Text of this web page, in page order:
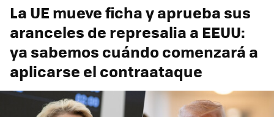
La UE mueve ficha y aprueba sus
aranceles de represalia a EEUU:
ya sabemos cuándo comenzará a
aplicarse el contraataque